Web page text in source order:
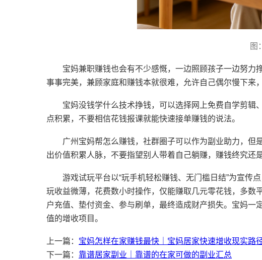
图
宝妈兼职赚钱也会有不少感慨，一边照顾孩子一边努
事事完美，兼顾家庭和赚钱本就很难，允许自己偶尔慢下来
宝妈没钱学什么技术挣钱，可以选择网上免费自学剪
点积累，不要相信花钱报课就能快速接单赚钱的说法。
广州宝妈帮怎么赚钱，社群圈子可以作为副业助力，
出价值积累人脉，不要指望别人带着自己躺赚，赚钱终究还
游戏试玩平台以“玩手机轻松赚钱、无门槛日结”为宣传
玩收益微薄，花费数小时操作，仅能赚取几元零花钱，多数
户充值、垫付资金、参与刷单，最终造成财产损失。宝妈
值的增收项目。
上一篇： 宝妈怎样在家赚钱最快｜宝妈居家快速增收现实路
下一篇： 靠谱居家副业｜靠谱的在家可做的副业汇总